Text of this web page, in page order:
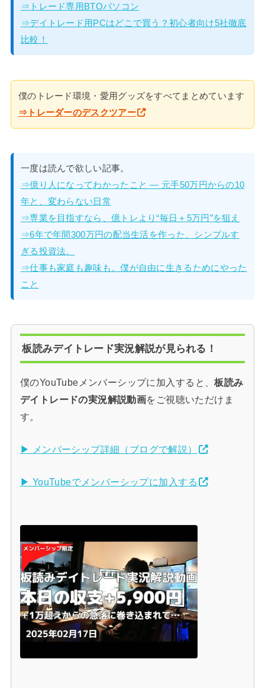
⇒トレード専用BTOパソコン
⇒デイトレード用PCはどこで買う？初心者向け5社徹底
比較！
僕のトレード環境・愛用グッズをすべてまとめています
⇒トレーダーのデスクツアー
一度は読んで欲しい記事。
⇒億り人になってわかったこと — 元手50万円からの10
年と、変わらない日常
⇒専業を目指すなら、億トレより“毎日＋5万円”を狙え
⇒6年で年間300万円の配当生活を作った、シンプルす
ぎる投資法。
⇒仕事も家庭も趣味も。僕が自由に生きるためにやった
こと
板読みデイトレード実況解説が見られる！
僕のYouTubeメンバーシップに加入すると、板読み
デイトレードの実況解説動画をご視聴いただけま
す。
▶ メンバーシップ詳細（ブログで解説）
▶ YouTubeでメンバーシップに加入する